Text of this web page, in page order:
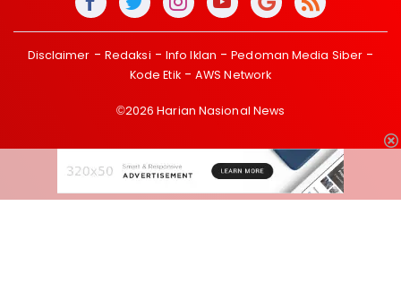
Disclaimer Redaksi Info Iklan
Pedoman Media Siber
Kode Etik
AWS Network
©2026 Harian Nasional News